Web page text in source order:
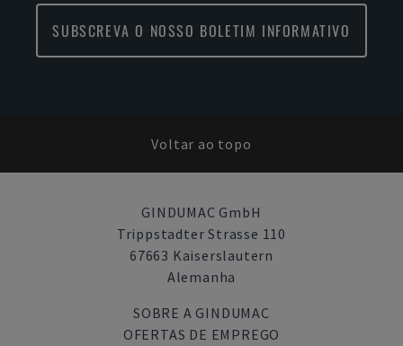
SUBSCREVA O NOSSO BOLETIM INFORMATIVO
Voltar ao topo
GINDUMAC GmbH
Trippstadter Strasse 110
67663 Kaiserslautern
Alemanha
SOBRE A GINDUMAC
OFERTAS DE EMPREGO